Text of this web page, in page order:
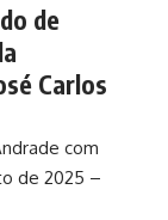
de
Carlos
com
de 2025 –